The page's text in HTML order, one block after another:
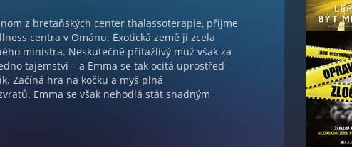
z bretaňských center thalassoterapie, přijme
centra v Ománu. Exotická země ji zcela
ministra. Neskutečně přitažlivý muž však za
tajemství – a Emma se tak ocitá uprostřed
Začíná hra na kočku a myš plná
Emma se však nehodlá stát snadným